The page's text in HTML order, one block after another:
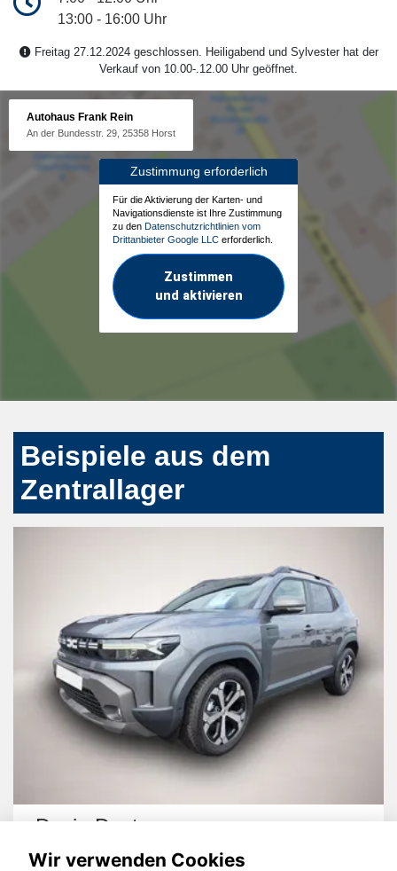
13:00 - 16:00 Uhr
Freitag 27.12.2024 geschlossen. Heiligabend und Sylvester hat der
Verkauf von 10.00-.12.00 Uhr geöffnet.
Autohaus Frank Rein
An der Bundesstr. 29, 25358 Horst
Zustimmung erforderlich
Für die Aktivierung der Karten- und
Navigationsdienste ist Ihre Zustimmung
zu den Datenschutzrichtlinien vom
Drittanbieter Google LLC erforderlich.
Zustimmen
und aktivieren
Beispiele aus dem
Zentrallager
Dacia Duster
Wir verwenden Cookies